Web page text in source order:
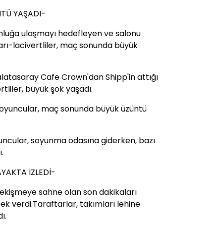
YAŞADI-
ulaşmayı hedefleyen ve salonu
lacivertliler, maç sonunda büyük
Cafe Crown'dan Shipp'in attığı
büyük şok yaşadı.
maç sonunda büyük üzüntü
soyunma odasına giderken, bazı
İZLEDİ-
sahne olan son dakikaları
verdi.Taraftarlar, takımları lehine